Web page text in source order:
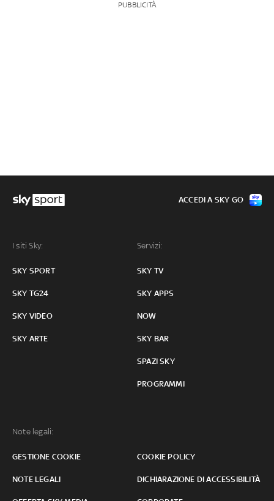
PUBBLICITÀ
I siti Sky:
SKY SPORT
SKY TG24
SKY VIDEO
SKY ARTE
Servizi:
SKY TV
SKY APPS
NOW
SKY BAR
SPAZI SKY
PROGRAMMI
Note legali:
GESTIONE COOKIE COOKIE POLICY
NOTE LEGALI DICHIARAZIONE DI ACCESSIBILITÀ
ACCEDI A SKY GO